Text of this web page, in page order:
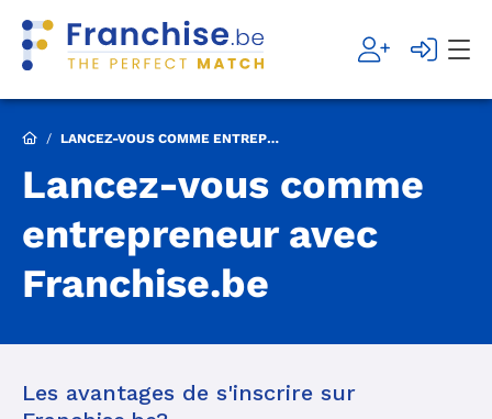
/ LANCEZ-VOUS COMME ENTREPRENEUR AVEC FRANCHISE.BE
Lancez-vous comme
entrepreneur avec
Franchise.be
Les avantages de s'inscrire sur